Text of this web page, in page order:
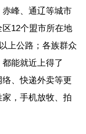
峰、通辽等城市
12个盟市所在地
上公路；各族群众
能就近上得了
、快递外卖等更
，手机放牧、拍